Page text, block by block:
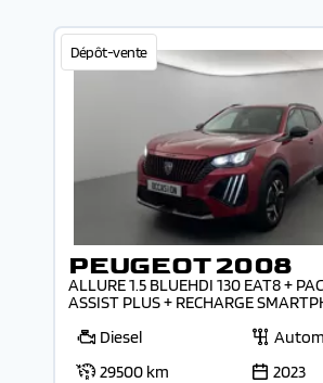
Dépôt-vente
PEUGEOT 2008
ALLURE 1.5 BLUEHDI 130 EAT8 +
ASSIST PLUS + RECHARGE
Diesel
29500 km
2023